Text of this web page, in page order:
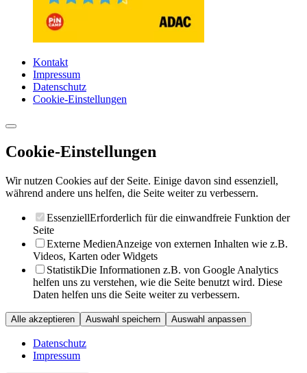
Kontakt
Impressum
Datenschutz
Cookie-Einstellungen
Cookie-Einstellungen
Wir nutzen Cookies auf der Seite. Einige davon sind essenziell,
während andere uns helfen, die Seite weiter zu verbessern.
EssenziellErforderlich für die einwandfreie Funktion der
Seite
Externe MedienAnzeige von externen Inhalten wie z.B.
Videos, Karten oder Widgets
StatistikDie Informationen z.B. von Google Analytics
helfen uns zu verstehen, wie die Seite benutzt wird. Diese
Daten helfen uns die Seite weiter zu verbessern.
Alle akzeptieren Auswahl speichern Auswahl anpassen
Datenschutz
Impressum